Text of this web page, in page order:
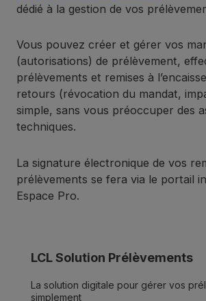
dédié à la gestion de vos
Vous pouvez créer et gérer vos
(autorisations) de prélèvement,
prélèvements et remises à
retours (révocation du mandat,
simple, sans vous préoccuper des
techniques.
La signature électronique de vos
prélèvements se fera via le portail
Espace Pro.
LCL Solution Prélèvements
La solution digitale pour gérer vos
simplement